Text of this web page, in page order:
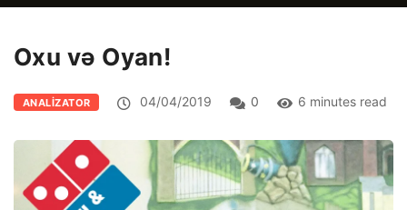
Oxu və Oyan!
ANALIZATOR 04/04/2019 0 6 minutes read